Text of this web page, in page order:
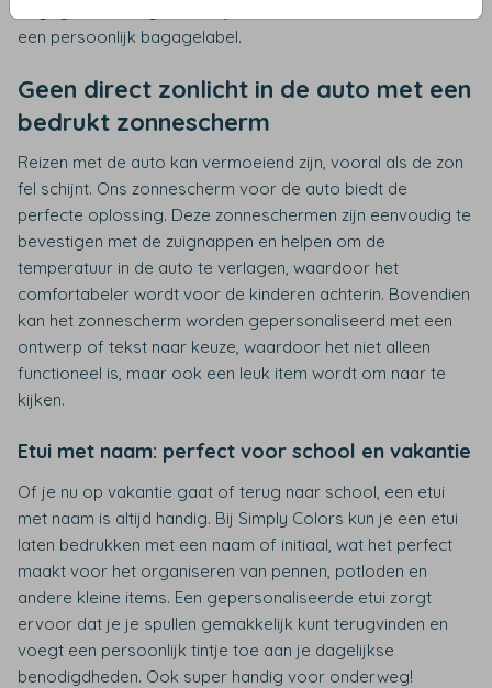
een persoonlijk bagagelabel.
Geen direct zonlicht in de auto met een
bedrukt zonnescherm
Reizen met de auto kan vermoeiend zijn, vooral als de zon
fel schijnt. Ons zonnescherm voor de auto biedt de
perfecte oplossing. Deze zonneschermen zijn eenvoudig te
bevestigen met de zuignappen en helpen om de
temperatuur in de auto te verlagen, waardoor het
comfortabeler wordt voor de kinderen achterin. Bovendien
kan het zonnescherm worden gepersonaliseerd met een
ontwerp of tekst naar keuze, waardoor het niet alleen
functioneel is, maar ook een leuk item wordt om naar te
kijken.
Etui met naam: perfect voor school en vakantie
Of je nu op vakantie gaat of terug naar school, een etui
met naam is altijd handig. Bij Simply Colors kun je een etui
laten bedrukken met een naam of initiaal, wat het perfect
maakt voor het organiseren van pennen, potloden en
andere kleine items. Een gepersonaliseerde etui zorgt
ervoor dat je je spullen gemakkelijk kunt terugvinden en
voegt een persoonlijk tintje toe aan je dagelijkse
benodigdheden. Ook super handig voor onderweg!